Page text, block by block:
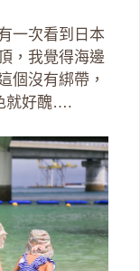
一次看到日本
，我覺得海邊
個沒有綁帶，
就好醜….